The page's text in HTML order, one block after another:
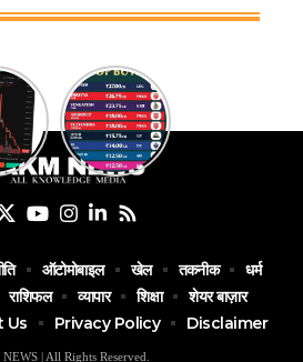
| All Rights Reserved.
ऑटोमोबाइल खेल तकनीक
धर्म
राशिफल व्यापार शिक्षा
शेयर बाज़ार
Us Privacy Policy Disclaimer